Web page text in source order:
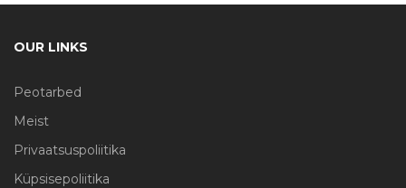
OUR LINKS
Peotarbed
Meist
Privaatsuspoliitika
Küpsisepoliitika